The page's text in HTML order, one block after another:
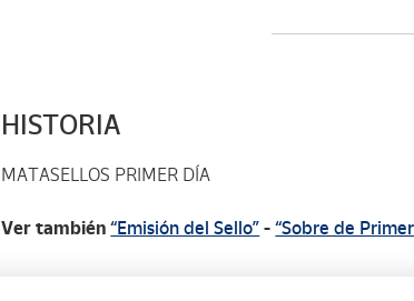
HISTORIA
MATASELLOS PRIMER DÍA
Ver también“Emisión del Sello” -“Sobre de